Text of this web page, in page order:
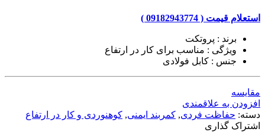
استعلام قیمت ( 09182943774 )
برند : پروتکت
ویژگی : مناسب برای کار در ارتفاع
جنس : کابل فولادی
مقایسه
افزودن به علاقمندی
دسته: حفاظت فردی, کمربند ایمنی, کوهنوردی و کار در ارتفاع
اشتراک گذاری